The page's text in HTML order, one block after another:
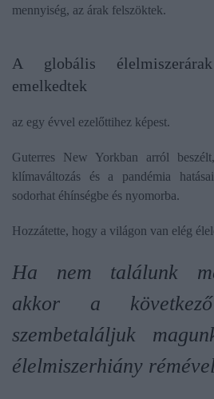
mennyiség, az árak felszöktek.
A globális
emelkedtek
az egy évvel ezelőttihez képest.
Guterres New Yorkban arról
klímaváltozás és a pandémia
sodorhat éhínségbe és nyomorba.
Hozzátette, hogy a világon van elég
Ha nem találunk
akkor a következő
szembetaláljuk
élelmiszerhiány